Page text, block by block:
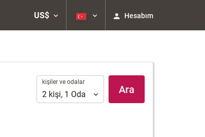
US$ Hesabım
kişiler
ve
odalar
kişiler ve odalar
2 kişi, 1 Oda Ara